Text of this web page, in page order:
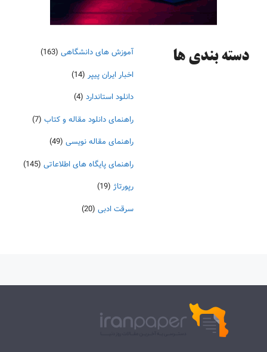
دسته‌ بندی ها آموزش های دانشگاهی (163)
اخبار ایران پیپر (14)
دانلود استاندارد (4)
راهنمای دانلود مقاله و کتاب (7)
راهنمای مقاله نویسی (49)
راهنمای پایگاه های اطلاعاتی (145)
رپورتاژ (19)
سرقت ادبی (20)